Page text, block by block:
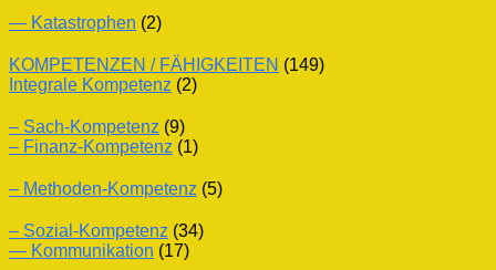
— Katastrophen (2)
KOMPETENZEN / FÄHIGKEITEN (149)
Integrale Kompetenz (2)
– Sach-Kompetenz (9)
– Finanz-Kompetenz (1)
– Methoden-Kompetenz (5)
– Sozial-Kompetenz (34)
— Kommunikation (17)